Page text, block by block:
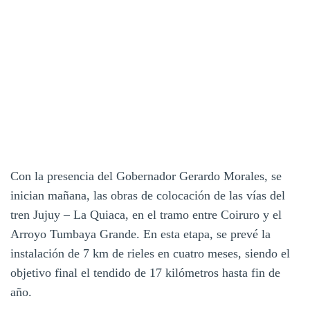
Con la presencia del Gobernador Gerardo Morales, se
inician mañana, las obras de colocación de las vías del
tren Jujuy – La Quiaca, en el tramo entre Coiruro y el
Arroyo Tumbaya Grande. En esta etapa, se prevé la
instalación de 7 km de rieles en cuatro meses, siendo el
objetivo final el tendido de 17 kilómetros hasta fin de
año.